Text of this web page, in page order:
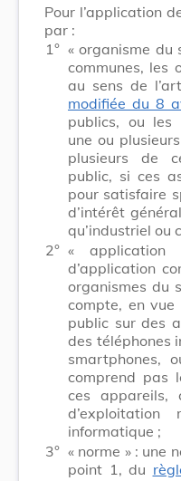
Pour l’application
par :
1° « organisme du
communes, les
au sens de
modifiée du 8
publics, ou les
une ou
plusieurs de
public, si ces
pour satisfaire
d’intérêt
qu’industriel ou
2° «
d’application
organismes du
compte, en
public sur des
des téléphones
smartphones,
comprend pas
ces appareils,
informatique ;
3° « norme » : une
point 1, du